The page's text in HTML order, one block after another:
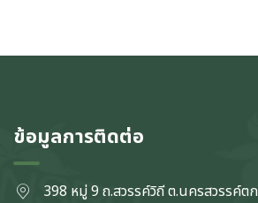
ข้อมูลการติดต่อ
398 หมู่ 9 ถ.สวรรค์วิถี ต.นครสวรรค์ตก